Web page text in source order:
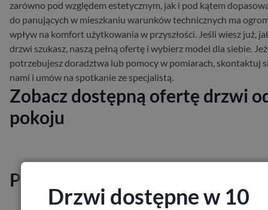
zarówno pod względem estetycznym, jak i pod kątem
do panujących w mieszkaniu warunków technicznych ma
wpływ na komfort użytkowania w przyszłości. Jeśli wiesz już,
drzwi szukasz, naszą pełną ofertę i wybierz model dla siebie.
potrzebujesz doradztwa lub pomocy w pomiarach, skontaktuj
nami i umów na spotkanie ze specjalistą.
Zobacz dostępną ofertę drzwi
pokoju
Powiązane posty
Drzwi dostępne w 10